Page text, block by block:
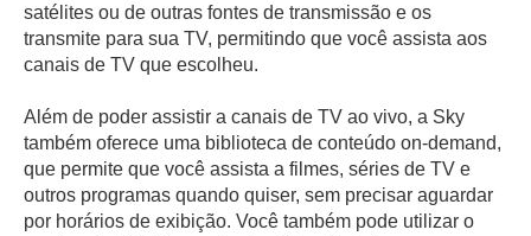
satélites ou de outras fontes de transmissão e os
transmite para sua TV, permitindo que você assista aos
canais de TV que escolheu.
Além de poder assistir a canais de TV ao vivo, a Sky
também oferece uma biblioteca de conteúdo on-demand,
que permite que você assista a filmes, séries de TV e
outros programas quando quiser, sem precisar aguardar
por horários de exibição. Você também pode utilizar o